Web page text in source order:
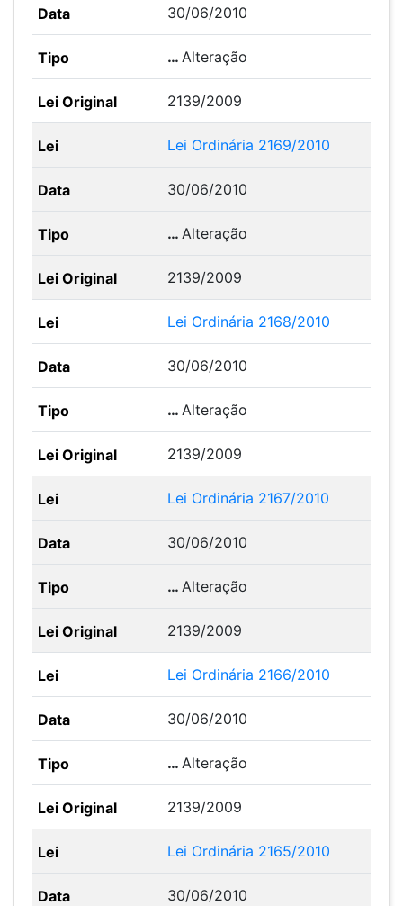
30/06/2010
…Alteração
2139/2009
Lei Ordinária 2169/2010
30/06/2010
…Alteração
2139/2009
Lei Ordinária 2168/2010
30/06/2010
…Alteração
2139/2009
Lei Ordinária 2167/2010
30/06/2010
…Alteração
2139/2009
Lei Ordinária 2166/2010
30/06/2010
…Alteração
2139/2009
Lei Ordinária 2165/2010
30/06/2010